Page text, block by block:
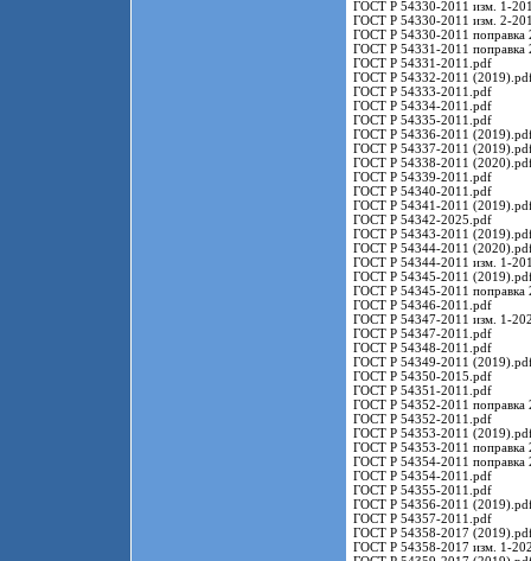
ГОСТ Р 54330-2011 изм. 1-
ГОСТ Р 54330-2011 изм. 2-
ГОСТ Р 54330-2011 поправка
ГОСТ Р 54331-2011 поправка
ГОСТ Р 54331-2011.pdf
ГОСТ Р 54332-2011
ГОСТ Р 54333-2011.pdf
ГОСТ Р 54334-2011.pdf
ГОСТ Р 54335-2011.pdf
ГОСТ Р 54336-2011
ГОСТ Р 54337-2011
ГОСТ Р 54338-2011
ГОСТ Р 54339-2011.pdf
ГОСТ Р 54340-2011.pdf
ГОСТ Р 54341-2011
ГОСТ Р 54342-2025.pdf
ГОСТ Р 54343-2011
ГОСТ Р 54344-2011
ГОСТ Р 54344-2011 изм. 1-
ГОСТ Р 54345-2011
ГОСТ Р 54345-2011 поправка
ГОСТ Р 54346-2011.pdf
ГОСТ Р 54347-2011 изм. 1-
ГОСТ Р 54347-2011.pdf
ГОСТ Р 54348-2011.pdf
ГОСТ Р 54349-2011
ГОСТ Р 54350-2015.pdf
ГОСТ Р 54351-2011.pdf
ГОСТ Р 54352-2011 поправка
ГОСТ Р 54352-2011.pdf
ГОСТ Р 54353-2011
ГОСТ Р 54353-2011 поправка
ГОСТ Р 54354-2011 поправка
ГОСТ Р 54354-2011.pdf
ГОСТ Р 54355-2011.pdf
ГОСТ Р 54356-2011
ГОСТ Р 54357-2011.pdf
ГОСТ Р 54358-2017
ГОСТ Р 54358-2017 изм. 1-